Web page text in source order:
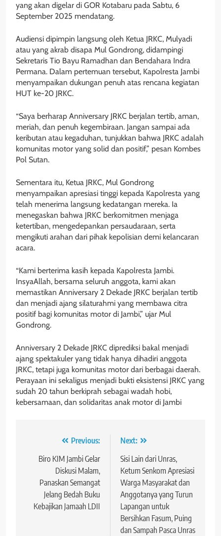
yang akan digelar di GOR Kotabaru pada Sabtu, 6
September 2025 mendatang.
Audiensi dipimpin langsung oleh Ketua JRKC, Mulyadi
atau yang akrab disapa Mul Gondrong, didampingi
Sekretaris Tio Bayu Ramadhan dan Bendahara Indra
Permana. Dalam pertemuan tersebut, Kapolresta Jambi
menyampaikan dukungan penuh atas rencana kegiatan
HUT ke-20 JRKC.
“Saya berharap Anniversary JRKC berjalan tertib, aman,
meriah, dan penuh kegembiraan. Jangan sampai ada
keributan atau kegaduhan, tunjukkan bahwa JRKC adalah
komunitas motor yang solid dan positif,” pesan Kombes
Pol Sutan.
Sementara itu, Ketua JRKC, Mul Gondrong
menyampaikan apresiasi tinggi kepada Kapolresta yang
telah menerima langsung kedatangan mereka. Ia
menegaskan bahwa JRKC berkomitmen menjaga
ketertiban, mengedepankan persaudaraan, serta
mengikuti arahan dari pihak kepolisian demi kelancaran
acara.
“Kami berterima kasih kepada Kapolresta Jambi.
InsyaAllah, bersama seluruh anggota, kami akan
memastikan Anniversary 2 Dekade JRKC berjalan tertib
dan menjadi ajang silaturahmi yang membawa citra
positif bagi komunitas motor di Jambi,” ujar Mul
Gondrong.
Anniversary 2 Dekade JRKC diprediksi bakal menjadi
ajang spektakuler yang tidak hanya dihadiri anggota
JRKC, tetapi juga komunitas motor dari berbagai daerah.
Perayaan ini sekaligus menjadi bukti eksistensi JRKC yang
sudah 20 tahun berkiprah sebagai wadah hobi,
kebersamaan, dan solidaritas anak motor di Jambi
Navigasi
pos
Previous:
Biro KIM Jambi Gelar
Diskusi Malam,
Panaskan Semangat
Jelang Bedah Buku
Kebajikan Jamaah LDII
Next:
Sisi Lain dari Unras,
Ketum Senkom Apresiasi
Warga Masyarakat dan
Anggotanya yang Turun
Lapangan untuk
Bersihkan Fasum, Puing
dan Sampah Pasca Unras